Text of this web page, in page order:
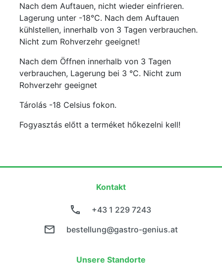
Nach dem Auftauen, nicht wieder einfrieren.
Lagerung unter -18°C. Nach dem Auftauen
kühlstellen, innerhalb von 3 Tagen verbrauchen.
Nicht zum Rohverzehr geeignet!
Nach dem Öffnen innerhalb von 3 Tagen
verbrauchen, Lagerung bei 3 °C. Nicht zum
Rohverzehr geeignet
Tárolás -18 Celsius fokon.
Fogyasztás előtt a terméket hőkezelni kell!
Kontakt
+43 1 229 7243
bestellung@gastro-genius.at
Unsere Standorte